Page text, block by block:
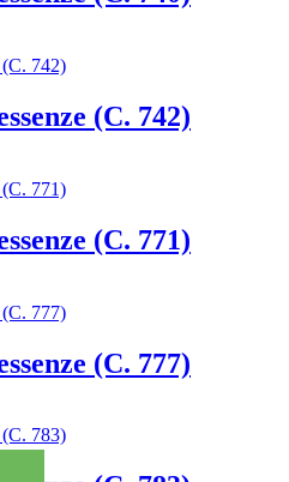
(C. 742)
(C. 771)
(C. 777)